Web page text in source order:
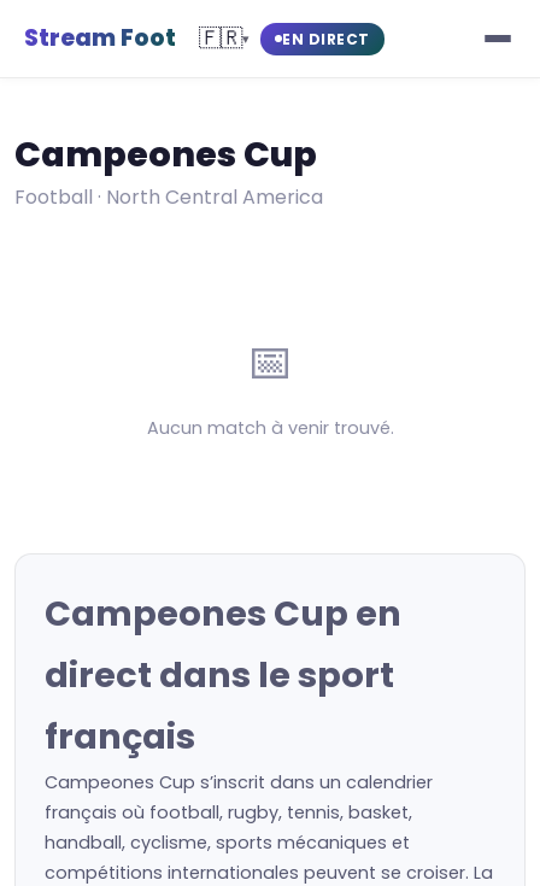
Stream Foot 🇫🇷▾ EN DIRECT
Campeones Cup
Football · North Central America
📅
Aucun match à venir trouvé.
Campeones Cup en
direct dans le sport
français
Campeones Cup s’inscrit dans un calendrier
français où football, rugby, tennis, basket,
handball, cyclisme, sports mécaniques et
compétitions internationales peuvent se croiser. La